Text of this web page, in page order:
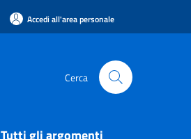
Accedi all'area personale
Cerca
Tutti gli argomenti